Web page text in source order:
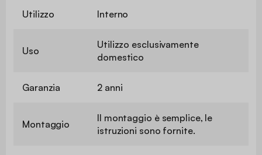
Utilizzo Interno
Uso
Utilizzo esclusivamente
domestico
Garanzia 2 anni
Montaggio
Il montaggio è semplice, le
istruzioni sono fornite.